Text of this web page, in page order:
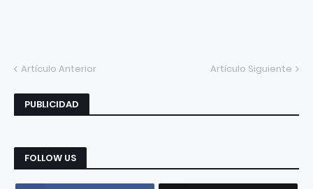
Artículo Anterior Artículo Siguiente
PUBLICIDAD
FOLLOW US